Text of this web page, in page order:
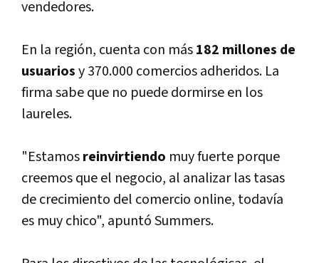
vendedores.
En la región, cuenta con más182 millones de
usuariosy 370.000 comercios adheridos. La
firma sabe que no puede dormirse en los
laureles.
"Estamosreinvirtiendo muy fuerte porque
creemos que el negocio, al analizar las tasas
de crecimiento del comercio online, todaví­a
es muy chico", apuntó Summers.